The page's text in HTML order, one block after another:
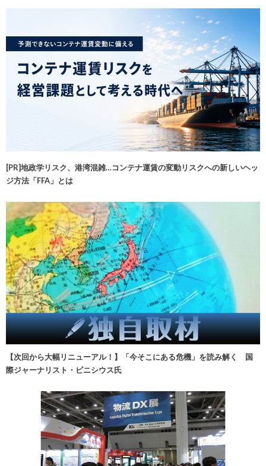
[PR]地政学リスク、港湾混雑…コンテナ運賃の変動リスクへの新しいヘッ
ジ方法「FFA」とは
【次回から大幅リニューアル！】「今そこにある危機」を読み解く 国
際ジャーナリスト・ビニシウス氏